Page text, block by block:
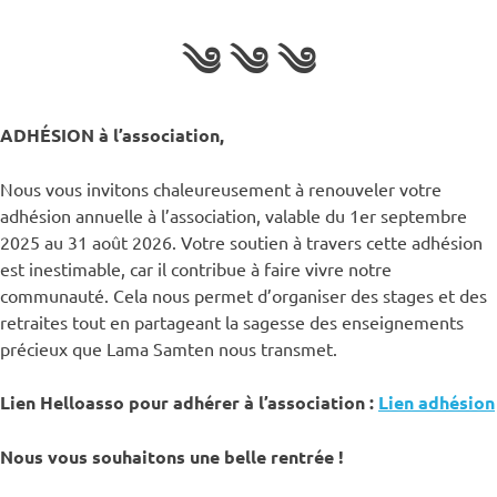
༄ ༄ ༄
ADHÉSION à l’association,
Nous vous invitons chaleureusement à renouveler votre
adhésion annuelle à l’association, valable du 1er septembre
2025 au 31 août 2026. Votre soutien à travers cette adhésion
est inestimable, car il contribue à faire vivre notre
communauté. Cela nous permet d’organiser des stages et des
retraites tout en partageant la sagesse des enseignements
précieux que Lama Samten nous transmet.
Lien Helloasso pour adhérer à l’association : Lien adhésion
Nous vous souhaitons une belle rentrée !